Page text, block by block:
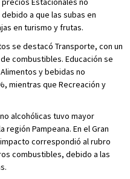
a que las subas en
en turismo y frutas.
se destacó Transporte, con un
combustibles. Educación se
y bebidas no
mientras que Recreación y
alcohólicas tuvo mayor
Pampeana. En el Gran
correspondió al rubro
combustibles, debido a las